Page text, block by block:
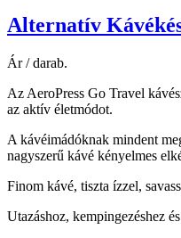
Alternatív
Ár / darab.
Az AeroPress Go Travel
az aktív életmódot.
A kávéimádóknak mindent
nagyszerű kávé kényelmes
Finom kávé, tiszta ízzel,
Utazáshoz, kempingezéshez